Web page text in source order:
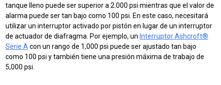
tanque lleno puede ser superior a 2.000 psi mientras que el valor de
alarma puede ser tan bajo como 100 psi. En este caso, necesitará
utilizar uninterruptor activado por pistón en lugar de un interruptor
de actuador de diafragma. Por ejemplo, un Interruptor Ashcroft®
Serie A con un rango de 1,000 psi puede ser ajustado tan bajo
como 100 psi y también tiene una presión máxima de trabajo de
5,000 psi.